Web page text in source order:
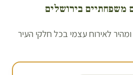
משפחתיים בירושלים
לאירוח עצמי בכל חלקי העיר